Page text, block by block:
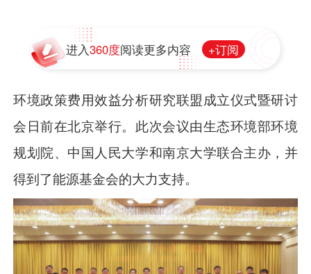
进入360度阅读更多内容 +订阅
环境政策费用效益分析研究联盟成立仪式暨研讨
会日前在北京举行。此次会议由生态环境部环境
规划院、中国人民大学和南京大学联合主办，并
得到了能源基金会的大力支持。